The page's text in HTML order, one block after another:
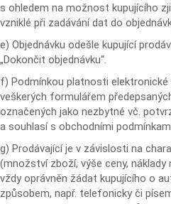
s ohledem na možnost kupujícího
vzniklé při zadávání dat do
e) Objednávku odešle kupující
„Dokončit objednávku“.
f) Podmínkou platnosti elektronické
veškerých formulářem
označených jako nezbytné vč.
a souhlasí s obchodními
g) Prodávající je v závislosti na
(množství zboží, výše ceny, náklady
vždy oprávněn žádat kupujícího o
způsobem, např. telefonicky či